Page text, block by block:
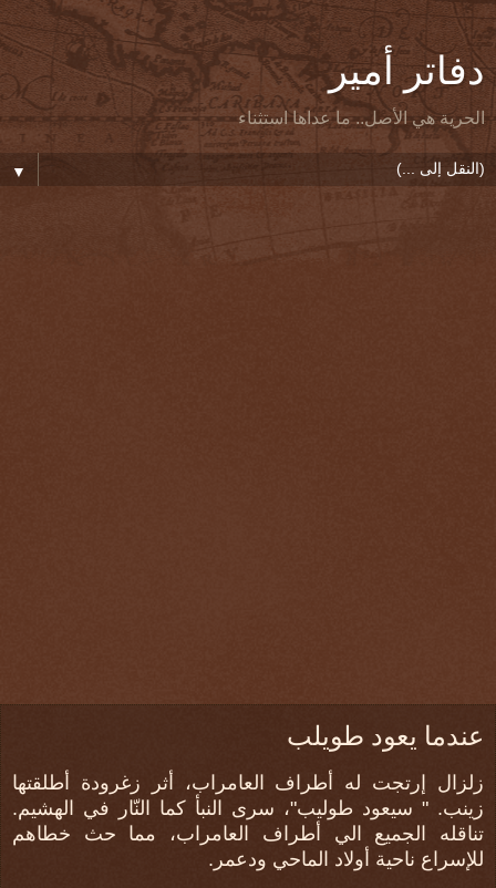
دفاتر أمير
الحرية هي الأصل.. ما عداها استثناء
▼
عندما يعود طويلب
زلزال إرتجت له أطراف العامراب، أثر زغرودة أطلقتها
زينب. " سيعود طوليب"، سرى النبأ كما النّار في الهشيم.
تناقله الجميع الي أطراف العامراب، مما حث خطاهم
للإسراع ناحية أولاد الماحي ودعمر.